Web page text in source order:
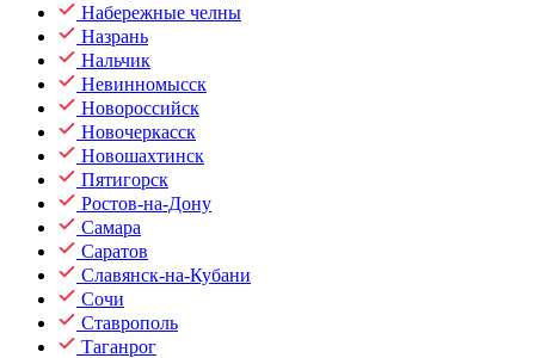
Набережные челны
Назрань
Нальчик
Невинномысск
Новороссийск
Новочеркасск
Новошахтинск
Пятигорск
Ростов-на-Дону
Самара
Саратов
Славянск-на-Кубани
Сочи
Ставрополь
Таганрог